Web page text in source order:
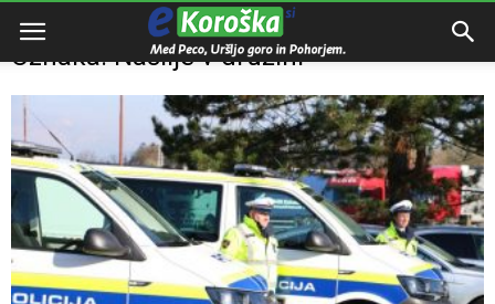
Domov Nasilje v družini
Oznaka: Nasilje v družini